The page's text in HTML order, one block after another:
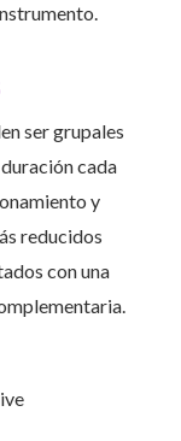
ser grupales
cada
y
reducidos
con una